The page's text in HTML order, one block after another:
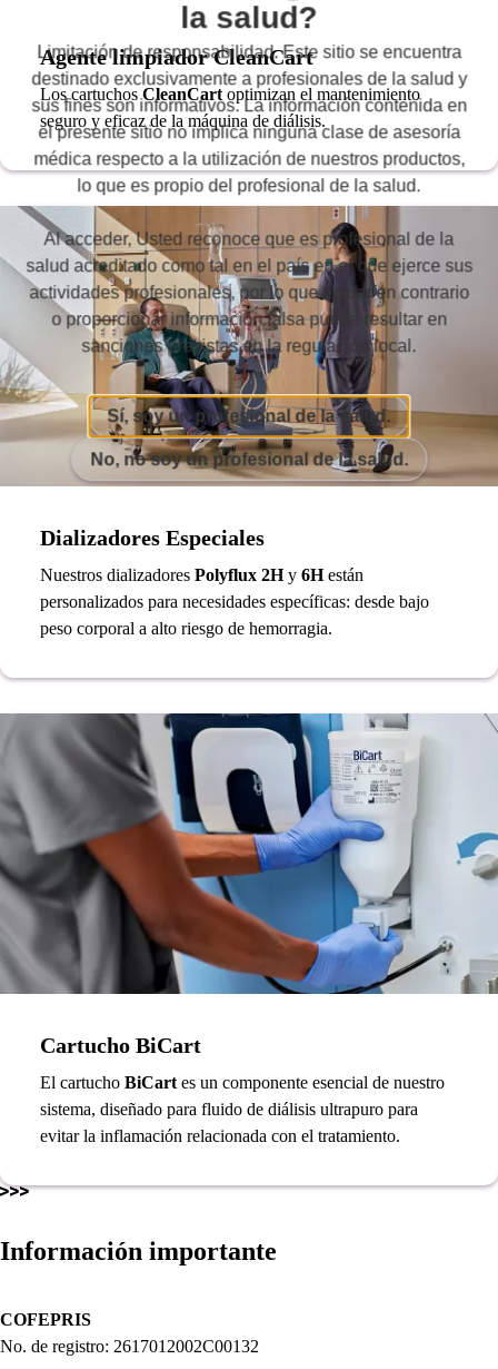
Agente limpiador CleanCart
Los cartuchosCleanCart optimizan el mantenimiento
seguro y eficaz de la máquina de diálisis.
Dializadores Especiales
Nuestros dializadores Polyflux 2Hy 6Hestán
personalizados para necesidades específicas: desde bajo
peso corporal a alto riesgo de hemorragia.
Cartucho BiCart
El cartucho BiCart es un componente esencial de nuestro
sistema, diseñado para fluido de diálisis ultrapuro para
evitar la inflamación relacionada con el tratamiento.
Información importante
COFEPRIS
No. de registro: 2617012002C00132
la salud?
Limitación de responsabilidad. Este sitio se encuentra
destinado exclusivamente a profesionales de la salud y
sus fines son informativos. La información contenida en
el presente sitio no implica ninguna clase de asesoría
médica respecto a la utilización de nuestros productos,
lo que es propio del profesional de la salud.
Al acceder, Usted reconoce que es profesional de la
salud acreditado como tal en el país en el que ejerce sus
actividades profesionales, por lo que actuar en contrario
o proporcionar información falsa puede resultar en
sanciones previstas en la regulación local.
Sí, soy un profesional de la salud.
No, no soy un profesional de la salud.